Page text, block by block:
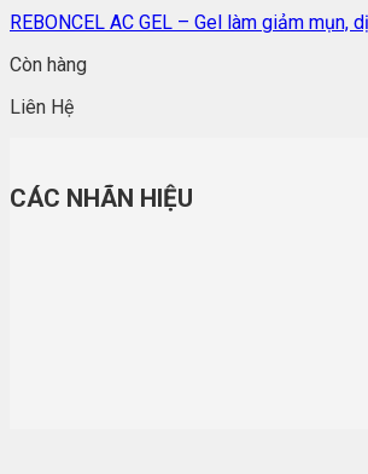
REBONCEL AC GEL – Gel làm giảm mụn,
Còn hàng
Liên Hệ
CÁC NHÃN HIỆU